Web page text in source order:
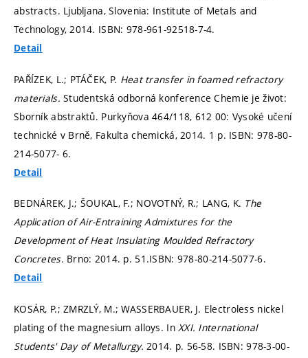
abstracts. Ljubljana, Slovenia: Institute of Metals and
Technology, 2014. ISBN: 978-961-92518-7-4.
Detail
PAŘÍZEK, L.; PTÁČEK, P. Heat transfer in foamed refractory
materials.Studentská odborná konference Chemie je život:
Sborník abstraktů. Purkyňova 464/118, 612 00: Vysoké učení
technické v Brně, Fakulta chemická, 2014. 1 p. ISBN: 978-80-
214-5077- 6.
Detail
BEDNÁREK, J.; ŠOUKAL, F.; NOVOTNÝ, R.; LANG, K. The
Application of Air-Entraining Admixtures for the
Development of Heat Insulating Moulded Refractory
Concretes. Brno: 2014. p. 51.ISBN: 978-80-214-5077-6.
Detail
KOSÁR, P.; ZMRZLÝ, M.; WASSERBAUER, J. Electroless nickel
plating of the magnesium alloys. In XXI. International
Students' Day of Metallurgy. 2014. p. 56-58. ISBN: 978-3-00-